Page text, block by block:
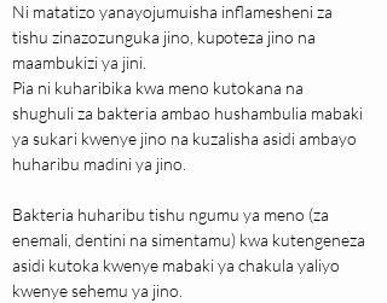
Ni matatizo yanayojumuisha inflamesheni za
tishu zinazozunguka jino, kupoteza jino na
maambukizi ya jini.
Pia ni kuharibika kwa meno kutokana na
shughuli za bakteria ambao hushambulia mabaki
ya sukari kwenye jino na kuzalisha asidi ambayo
huharibu madini ya jino.
Bakteria huharibu tishu ngumu ya meno (za
enemali, dentini na simentamu) kwa kutengeneza
asidi kutoka kwenye mabaki ya chakula yaliyo
kwenye sehemu ya jino.